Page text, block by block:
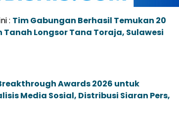
: Tim Gabungan Berhasil Temukan 20
Longsor Tana Toraja, Sulawesi
Awards 2026 untuk
Media Sosial, Distribusi Siaran Pers,